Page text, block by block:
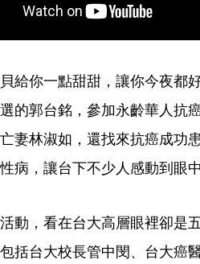
貝給你一點甜甜，讓你今夜
的郭台銘，參加永齡華人抗
妻林淑如，還找來抗癌成功
病，讓台下不少人感動到眼中
動，看在台大高層眼裡卻是
括台大校長管中閔、台大癌